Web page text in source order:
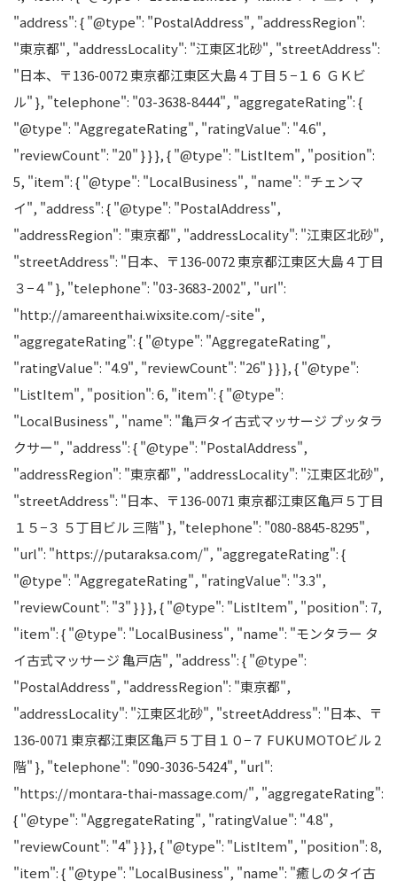
"address": { "@type": "PostalAddress", "addressRegion":
"東京都", "addressLocality": "江東区北砂", "streetAddress":
"日本、〒136-0072 東京都江東区大島４丁目５−１６ ＧＫビ
ル" }, "telephone": "03-3638-8444", "aggregateRating": {
"@type": "AggregateRating", "ratingValue": "4.6",
"reviewCount": "20" } } }, { "@type": "ListItem", "position":
5, "item": { "@type": "LocalBusiness", "name": "チェンマ
イ", "address": { "@type": "PostalAddress",
"addressRegion": "東京都", "addressLocality": "江東区北砂",
"streetAddress": "日本、〒136-0072 東京都江東区大島４丁目
３−４" }, "telephone": "03-3683-2002", "url":
"http://amareenthai.wixsite.com/-site",
"aggregateRating": { "@type": "AggregateRating",
"ratingValue": "4.9", "reviewCount": "26" } } }, { "@type":
"ListItem", "position": 6, "item": { "@type":
"LocalBusiness", "name": "亀戸タイ古式マッサージ プッタラ
クサー", "address": { "@type": "PostalAddress",
"addressRegion": "東京都", "addressLocality": "江東区北砂",
"streetAddress": "日本、〒136-0071 東京都江東区亀戸５丁目
１５−３ ５丁目ビル 三階" }, "telephone": "080-8845-8295",
"url": "https://putaraksa.com/", "aggregateRating": {
"@type": "AggregateRating", "ratingValue": "3.3",
"reviewCount": "3" } } }, { "@type": "ListItem", "position": 7,
"item": { "@type": "LocalBusiness", "name": "モンタラー タ
イ古式マッサージ 亀戸店", "address": { "@type":
"PostalAddress", "addressRegion": "東京都",
"addressLocality": "江東区北砂", "streetAddress": "日本、〒
136-0071 東京都江東区亀戸５丁目１０−７ FUKUMOTOビル 2
階" }, "telephone": "090-3036-5424", "url":
"https://montara-thai-massage.com/", "aggregateRating":
{ "@type": "AggregateRating", "ratingValue": "4.8",
"reviewCount": "4" } } }, { "@type": "ListItem", "position": 8,
"item": { "@type": "LocalBusiness", "name": "癒しのタイ古